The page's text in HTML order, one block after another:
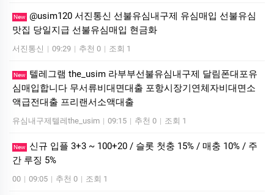
New @usim120 서진통신 선불유심내구제 유심매입 선불유심
맛집 당일지급 선불유심매입 현금화
서진통신 | 09:29 | 추천 0 | 조회 1
New
텔레그램 the_usim 라부부선불유심내구제 달림폰대포유
심매입합니다 무서류비대면대출 포항시장기연체자비대면소
액급전대출 프리랜서소액대출
유심내구제텔레the_usim | 09:15 | 추천 0 | 조회 1
New
신규 입플 3+3 ~ 100+20 / 슬롯 첫충 15% / 매충 10% / 주
간 루징 5%
00 | 09:05 | 추천 0 | 조회 1